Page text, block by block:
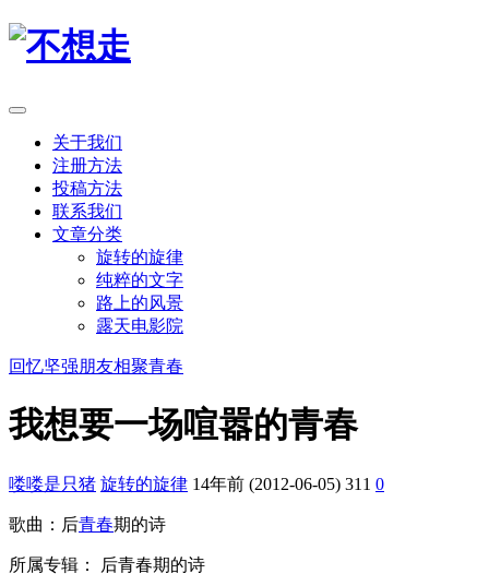
关于我们
注册方法
投稿方法
联系我们
文章分类
旋转的旋律
纯粹的文字
路上的风景
露天电影院
回忆坚强朋友相聚青春
我想要一场喧嚣的青春
喽喽是只猪 旋转的旋律 14年前 (2012-06-05) 311 0
歌曲：后青春期的诗
所属专辑： 后青春期的诗